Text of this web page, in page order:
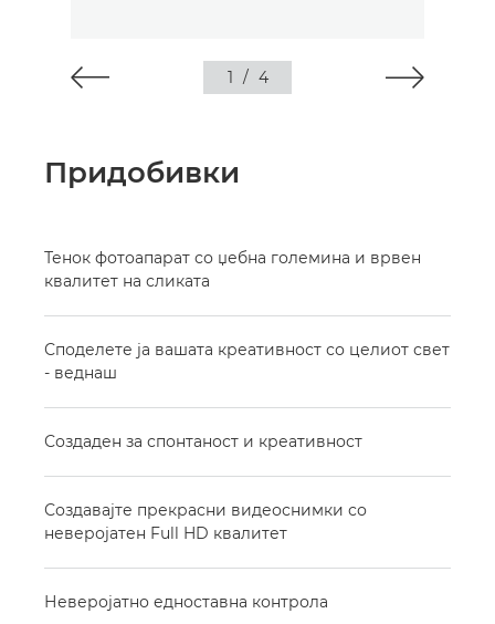
1 / 4
Придобивки
Тенок фотоапарат со џебна големина и врвен
квалитет на сликата
Споделете ја вашата креативност со целиот свет
- веднаш
Создаден за спонтаност и креативност
Создавајте прекрасни видеоснимки со
неверојатен Full HD квалитет
Неверојатно едноставна контрола